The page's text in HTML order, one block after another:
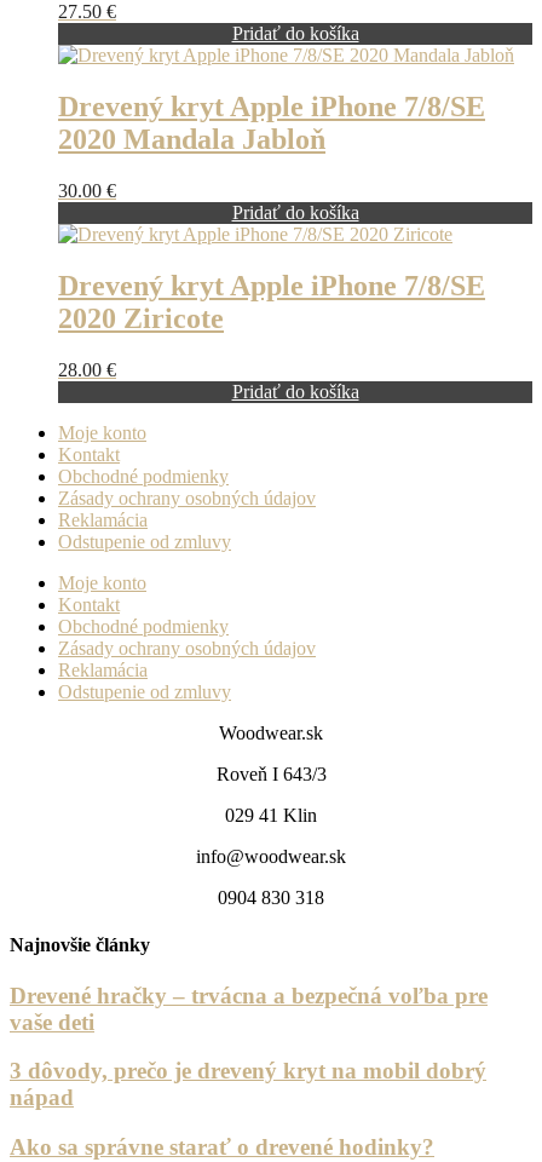
27.50 €
Pridať do košíka
Drevený kryt Apple iPhone 7/8/SE
2020 Mandala Jabloň
30.00 €
Pridať do košíka
Drevený kryt Apple iPhone 7/8/SE
2020 Ziricote
28.00 €
Pridať do košíka
Moje konto
Kontakt
Obchodné podmienky
Zásady ochrany osobných údajov
Reklamácia
Odstupenie od zmluvy
Moje konto
Kontakt
Obchodné podmienky
Zásady ochrany osobných údajov
Reklamácia
Odstupenie od zmluvy
Woodwear.sk
Roveň I 643/3
029 41 Klin
info@woodwear.sk
0904 830 318
Najnovšie články
Drevené hračky – trvácna a bezpečná voľba pre
vaše deti
3 dôvody, prečo je drevený kryt na mobil dobrý
nápad
Ako sa správne starať o drevené hodinky?